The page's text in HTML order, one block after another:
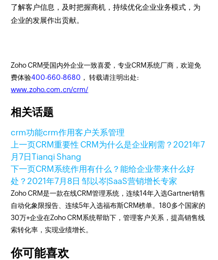
了解客户信息，及时把握商机，持续优化企业业务模式，为
企业的发展作出贡献。
Zoho CRM受国内外企业一致喜爱，专业CRM系统厂商，欢迎免
费体验400-660-8680 ， 转载请注明出处:
www.zoho.com.cn/crm/
相关话题
crm功能crm作用客户关系管理
上一页CRM重要性 CRM为什么是企业刚需？2021年7
月7日Tianqi Shang
下一页CRM系统作用有什么？能给企业带来什么好
处？2021年7月8日 邹以岑|SaaS营销增长专家
Zoho CRM是一款在线CRM管理系统，连续14年入选Gartner销售
自动化象限报告、连续5年入选福布斯CRM榜单。180多个国家的
30万+企业在Zoho CRM系统帮助下，管理客户关系，提高销售线
索转化率，实现业绩增长。
你可能喜欢